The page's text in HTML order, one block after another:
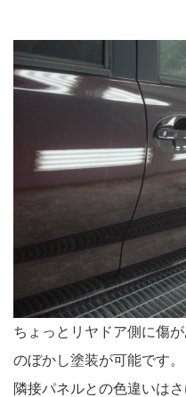
ちょっとリヤドア側に傷
のぼかし塗装が可能です。
隣接パネルとの色違いはさ